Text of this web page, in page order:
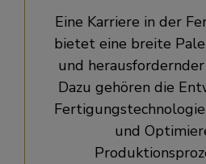
Eine Karriere in der
bietet eine breite
und
Dazu gehören die
und